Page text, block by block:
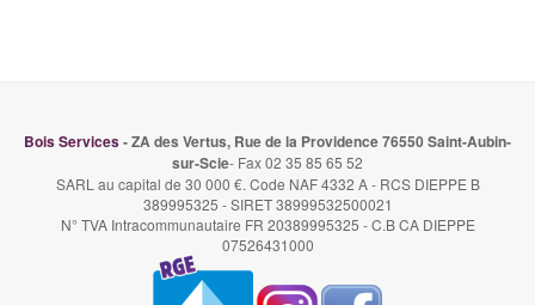
Bois Services- ZA des Vertus, Rue de la Providence 76550 Saint-Aubin-
sur-Scie- Fax 02 35 85 65 52
SARL au capital de 30 000 €. Code NAF 4332 A - RCS DIEPPE B
389995325 - SIRET 38999532500021
N° TVA Intracommunautaire FR 20389995325 - C.B CA DIEPPE
07526431000